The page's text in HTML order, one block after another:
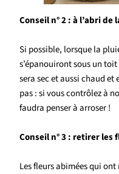
Conseil n° 2 : à l’abri de
Si possible, lorsque la
s’épanouiront sous un
sera sec et aussi chaud et
pas : si vous contrôlez à
faudra penser à arroser !
Conseil n° 3 : retirer les
Les fleurs abimées qui